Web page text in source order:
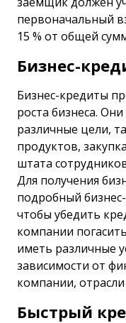
первоначальный
15 % от общей
Бизнес-
Бизнес-кредиты
роста бизнеса.
различные цели,
продуктов,
штата
Для получения
подробный
чтобы убедить
компании
иметь различные
зависимости от
компании,
Быстрый